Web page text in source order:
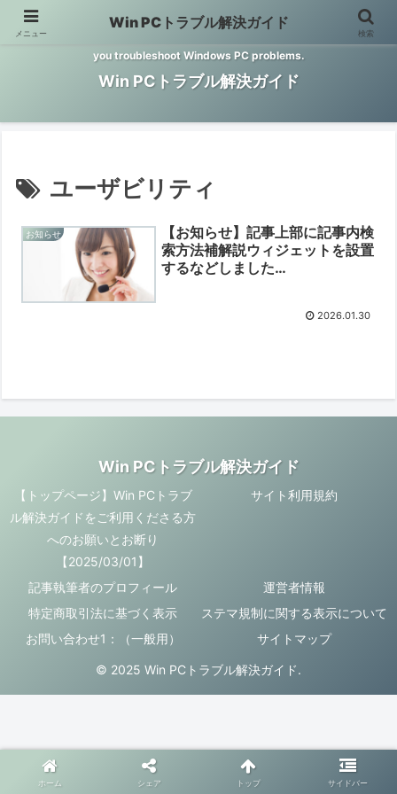
Windows PCのトラブル解決をお手伝いするサイトです。 This site helps
you troubleshoot Windows PC problems.
Win PCトラブル解決ガイド
ユーザビリティ
お知らせ
【お知らせ】記事上部に記事内検
索方法補解説ウィジェットを設置
するなどしました
2026.01.30
Win PCトラブル解決ガイド
【トップページ】Win PCトラブ
ル解決ガイドをご利用くださる方
へのお願いとお断り
【2025/03/01】
サイト利用規約
記事執筆者のプロフィール
運営者情報
特定商取引法に基づく表示
ステマ規制に関する表示について
お問い合わせ1：（一般用）
サイトマップ
© 2025 Win PCトラブル解決ガイド.
メニュー
Win PCトラブル解決ガイド
検索
ホーム シェア トップ サイドバー